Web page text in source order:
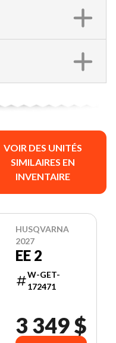
VOIR DES UNITÉS
SIMILAIRES EN
INVENTAIRE
HUSQVARNA
2027
EE 2
W-GET-
172471
3 349 $